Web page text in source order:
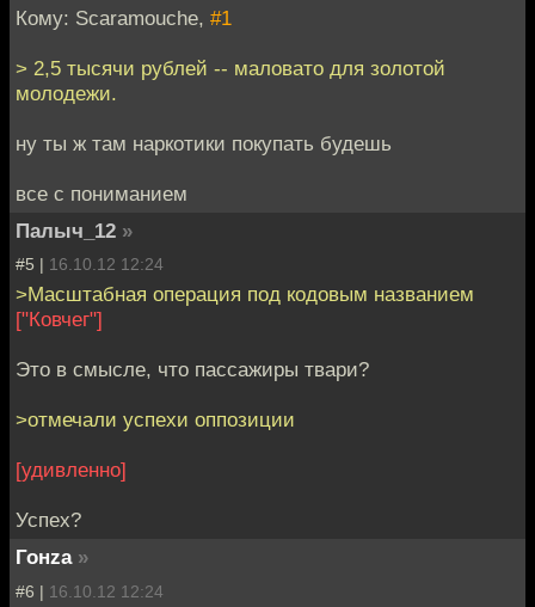
Кому: Scaramouche, #1
> 2,5 тысячи рублей -- маловато для золотой
молодежи.
ну ты ж там наркотики покупать будешь
все с пониманием
Палыч_12 »
#5 | 16.10.12 12:24
>Масштабная операция под кодовым названием
["Ковчег"]
Это в смысле, что пассажиры твари?
>отмечали успехи оппозиции
[удивленно]
Успех?
Гонzа »
#6 | 16.10.12 12:24